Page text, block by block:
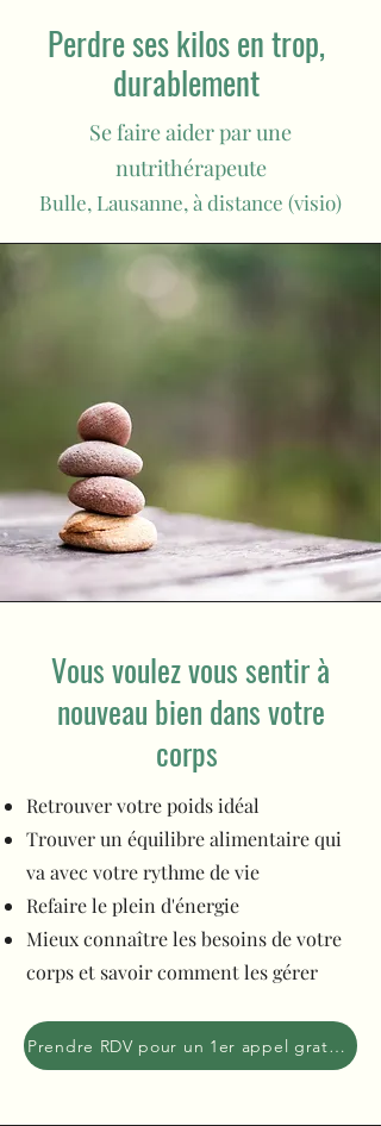
Perdre ses kilos en trop,
durablement
Se faire aider par une
nutrithérapeute
Bulle, Lausanne, à distance (visio)
Vous voulez vous sentir à
nouveau bien dans votre
corps
Retrouver votre poids idéal
Trouver un équilibre alimentaire qui
va avec votre rythme de vie
Refaire le plein d'énergie
Mieux connaître les besoins de votre
corps et savoir comment les gérer
Prendre RDV pour un 1er appel gratuit